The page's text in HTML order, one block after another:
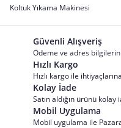
Koltuk Yıkama Makinesi
Güvenli Alışveriş
Ödeme ve adres
Hızlı Kargo
Hızlı kargo ile
Kolay İade
Satın aldığın ürünü
Mobil Uygulama
Mobil uygulama ile